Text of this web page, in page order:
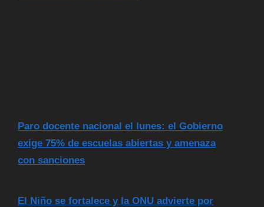
Paro docente nacional el lunes: el Gobierno
exige 75% de escuelas abiertas y amenaza
con sanciones
El Niño se fortalece y la ONU advierte por